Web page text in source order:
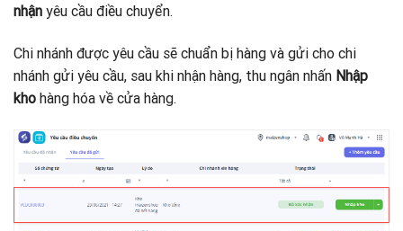
nhận yêu cầu điều chuyển.
Chi nhánh được yêu cầu sẽ chuẩn bị hàng và gửi cho chi
nhánh gửi yêu cầu, sau khi nhận hàng, thu ngân nhấn Nhập
kho hàng hóa về cửa hàng.